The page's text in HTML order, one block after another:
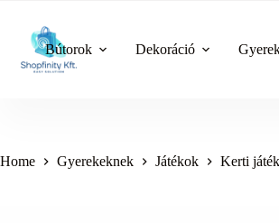
content
Bútorok Dekoráció
Home Gyerekeknek Játékok Kerti